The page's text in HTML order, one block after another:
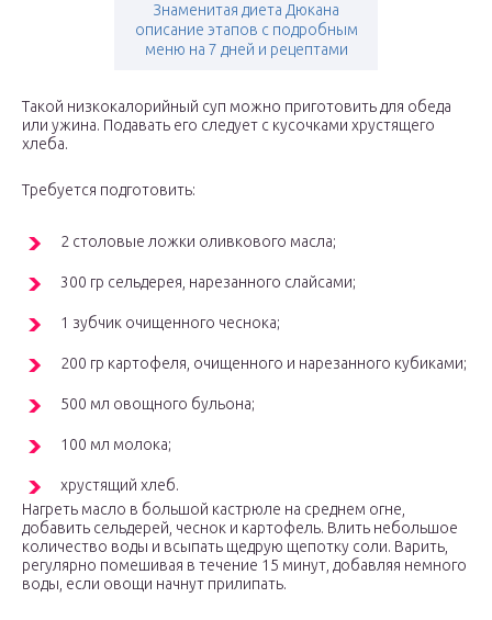
Знаменитая диета Дюкана
описание этапов с подробным
меню на 7 дней и рецептами
Такой низкокалорийный суп можно приготовить для обеда
или ужина. Подавать его следует с кусочками хрустящего
хлеба.
Требуется подготовить:
2 столовые ложки оливкового масла;
300 гр сельдерея, нарезанного слайсами;
1 зубчик очищенного чеснока;
200 гр картофеля, очищенного и нарезанного кубиками;
500 мл овощного бульона;
100 мл молока;
хрустящий хлеб.
Нагреть масло в большой кастрюле на среднем огне,
добавить сельдерей, чеснок и картофель. Влить небольшое
количество воды и всыпать щедрую щепотку соли. Варить,
регулярно помешивая в течение 15 минут, добавляя немного
воды, если овощи начнут прилипать.